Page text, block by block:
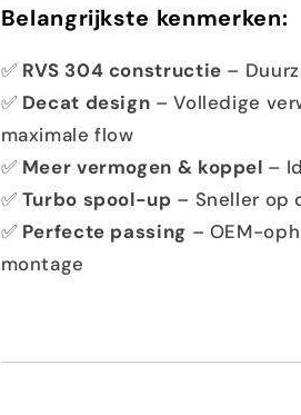
Belangrijkste kenmerken:
✅ RVS 304 constructie –
✅ Decat design – Volledige
maximale flow
✅ Meer vermogen & koppel –
✅ Turbo spool-up – Sneller op
✅ Perfecte passing – OEM-
montage